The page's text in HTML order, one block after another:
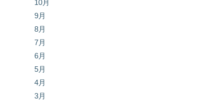
10月
9月
8月
7月
6月
5月
4月
3月